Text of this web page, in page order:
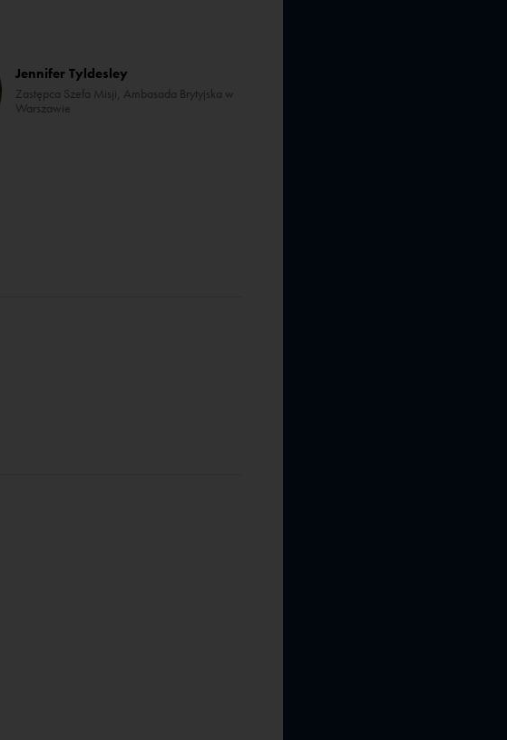
Jennifer Tyldesley
Zastępca Szefa Misji, Ambasada Brytyjska w
Warszawie